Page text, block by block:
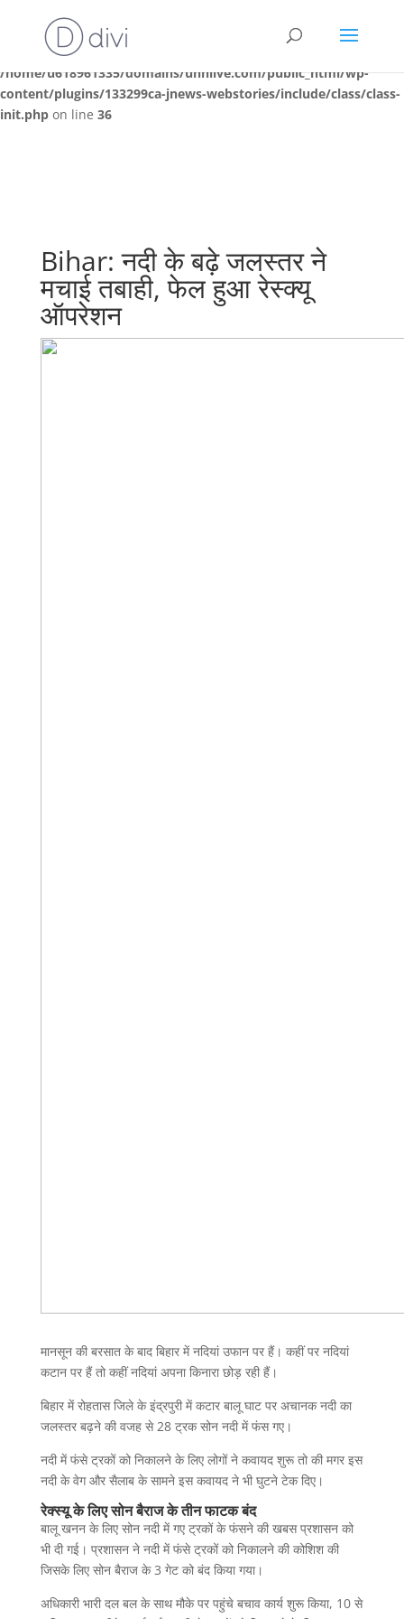
Deprecated: Creation of dynamic property
JNews\WEBSTORIES\Init::$webstories is deprecated in
/home/u618961335/domains/unnlive.com/public_html/wp-
content/plugins/133299ca-jnews-webstories/include/class/class-
init.php on line 36
Bihar: नदी के बढ़े जलस्तर ने
मचाई तबाही, फेल हुआ रेस्क्यू
ऑपरेशन
मानसून की बरसात के बाद बिहार में नदियां उफान पर हैं। कहीं पर नदियां
कटान पर हैं तो कहीं नदियां अपना किनारा छोड़ रही हैं।
बिहार में रोहतास जिले के इंद्रपुरी में कटार बालू घाट पर अचानक नदी का
जलस्तर बढ़ने की वजह से 28 ट्रक सोन नदी में फंस गए।
नदी में फंसे ट्रकों को निकालने के लिए लोगों ने कवायद शुरू तो की मगर इस
नदी के वेग और सैलाब के सामने इस कवायद ने भी घुटने टेक दिए।
रेक्स्यू के लिए सोन बैराज के तीन फाटक बंद
बालू खनन के लिए सोन नदी में गए ट्रकों के फंसने की खबस प्रशासन को
भी दी गई। प्रशासन ने नदी में फंसे ट्रकों को निकालने की कोशिश की
जिसके लिए सोन बैराज के 3 गेट को बंद किया गया।
अधिकारी भारी दल बल के साथ मौके पर पहुंचे बचाव कार्य शुरू किया, 10 से